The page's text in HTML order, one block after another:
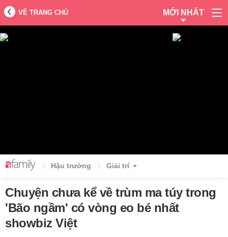
VỀ TRANG CHỦ MỚI NHẤT
Hậu trường Giải trí
Chuyện chưa kể về trùm ma túy trong
'Bão ngầm' có vòng eo bé nhất
showbiz Việt